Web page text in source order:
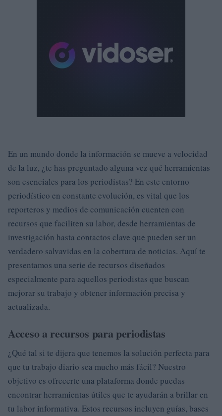
En un mundo donde la información se mueve a velocidad
de la luz, ¿te has preguntado alguna vez qué herramientas
son esenciales para los periodistas? En este entorno
periodístico en constante evolución, es vital que los
reporteros y medios de comunicación cuenten con
recursos que faciliten su labor, desde herramientas de
investigación hasta contactos clave que pueden ser un
verdadero salvavidas en la cobertura de noticias. Aquí te
presentamos una serie de recursos diseñados
especialmente para aquellos periodistas que buscan
mejorar su trabajo y obtener información precisa y
actualizada.
Acceso a recursos para periodistas
¿Qué tal si te dijera que tenemos la solución perfecta para
que tu trabajo diario sea mucho más fácil? Nuestro
objetivo es ofrecerte una plataforma donde puedas
encontrar herramientas útiles que te ayudarán a brillar en
tu labor informativa. Estos recursos incluyen guías, bases